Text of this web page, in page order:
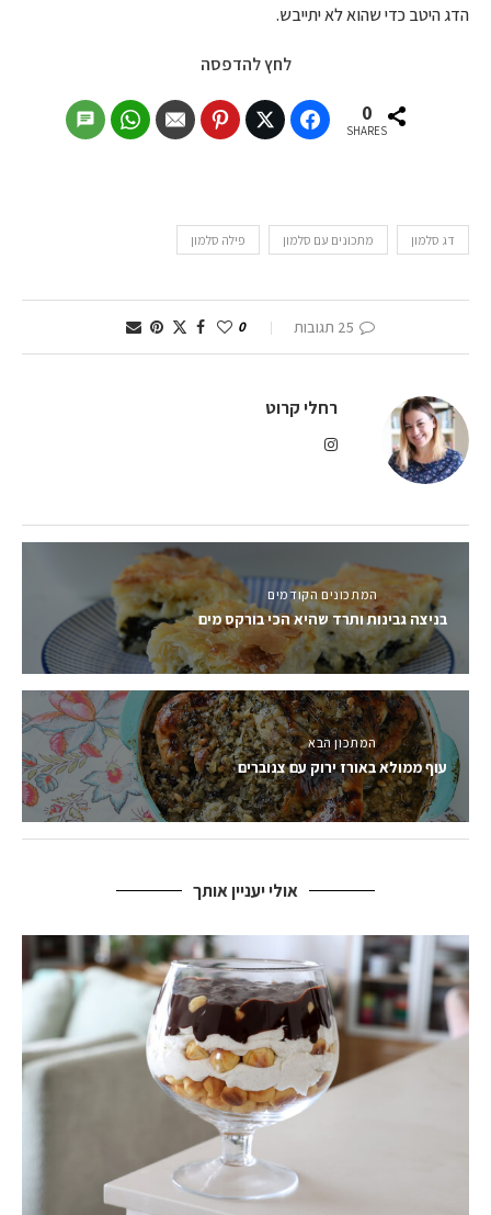
הדג היטב כדי שהוא לא יתייבש.
לחץ להדפסה
0
SHARES
דג סלמון מתכונים עם סלמון פילה סלמון
25 תגובות 0
רחלי קרוט
המתכונים הקודמים
בניצה גבינות ותרד שהיא הכי בורקס מים
המתכון הבא
עוף ממולא באורז ירוק עם צנוברים
אולי יעניין אותך